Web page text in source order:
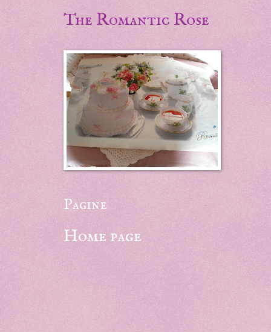
The Romantic Rose
Pagine
Home page